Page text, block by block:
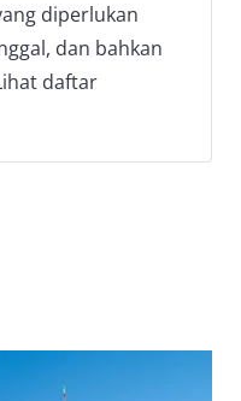
diperlukan
dan bahkan
daftar